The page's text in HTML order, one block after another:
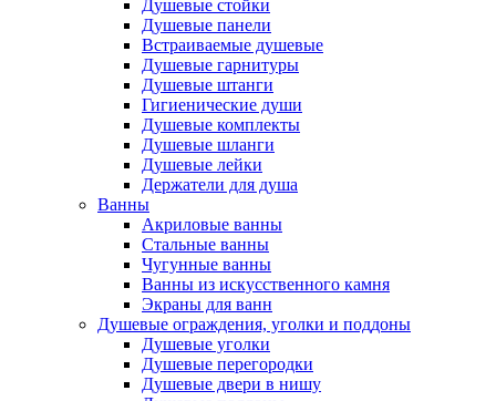
Душевые стойки
Душевые панели
Встраиваемые душевые
Душевые гарнитуры
Душевые штанги
Гигиенические души
Душевые комплекты
Душевые шланги
Душевые лейки
Держатели для душа
Ванны
Акриловые ванны
Стальные ванны
Чугунные ванны
Ванны из искусственного камня
Экраны для ванн
Душевые ограждения, уголки и поддоны
Душевые уголки
Душевые перегородки
Душевые двери в нишу